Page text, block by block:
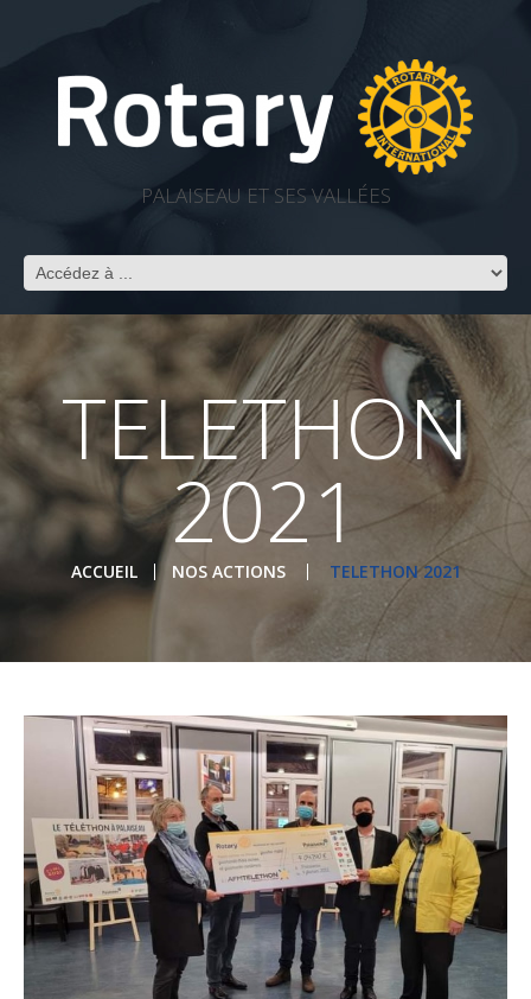
PALAISEAU ET SES VALLÉES
TELETHON
2021
ACCUEIL NOS ACTIONS TELETHON 2021